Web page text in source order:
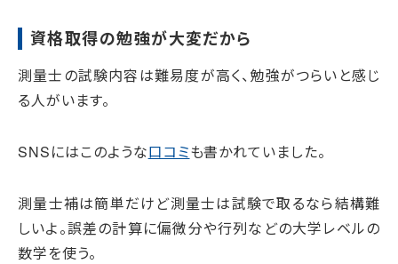
資格取得の勉強が大変だから
測量士の試験内容は難易度が高く、勉強がつらいと感じ
る人がいます。
SNSにはこのような口コミも書かれていました。
測量士補は簡単だけど測量士は試験で取るなら結構難
しいよ。誤差の計算に偏微分や行列などの大学レベルの
数学を使う。